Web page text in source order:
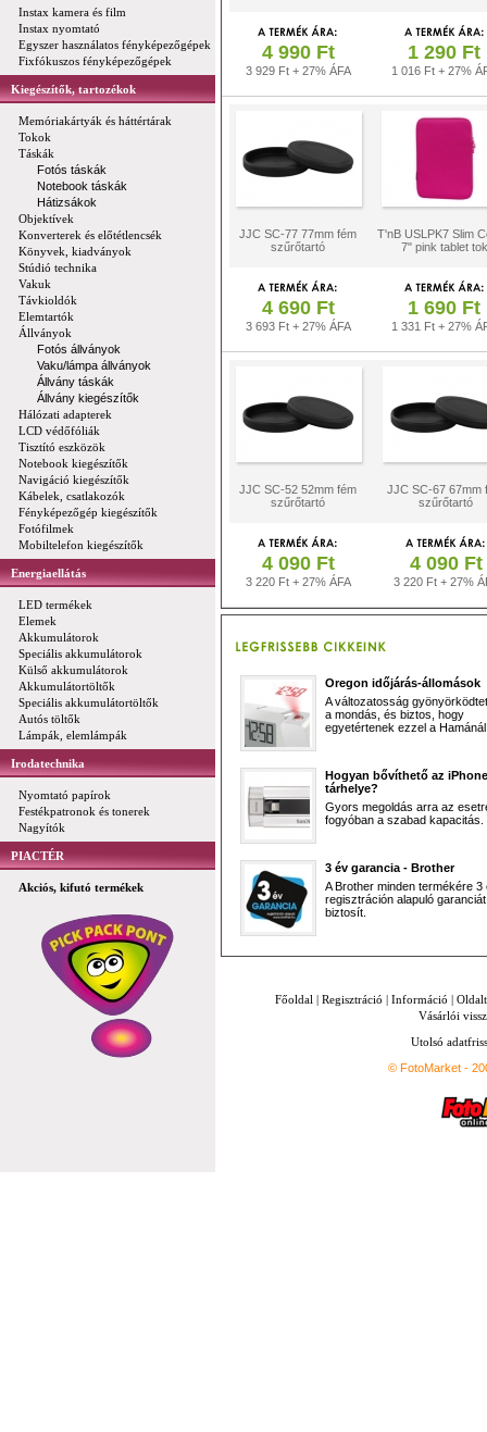
Instax kamera és film
Instax nyomtató
Egyszer használatos fényképezőgépek
Fixfókuszos fényképezőgépek
Kiegészítők, tartozékok
Memóriakártyák és háttértárak
Tokok
Táskák
Fotós táskák
Notebook táskák
Hátizsákok
Objektívek
Konverterek és előtétlencsék
Könyvek, kiadványok
Stúdió technika
Vakuk
Távkioldók
Elemtartók
Állványok
Fotós állványok
Vaku/lámpa állványok
Állvány táskák
Állvány kiegészítők
Hálózati adapterek
LCD védőfóliák
Tisztító eszközök
Notebook kiegészítők
Navigáció kiegészítők
Kábelek, csatlakozók
Fényképezőgép kiegészítők
Fotófilmek
Mobiltelefon kiegészítők
Energiaellátás
LED termékek
Elemek
Akkumulátorok
Speciális akkumulátorok
Külső akkumulátorok
Akkumulátortöltők
Speciális akkumulátortöltők
Autós töltők
Lámpák, elemlámpák
Irodatechnika
Nyomtató papírok
Festékpatronok és tonerek
Nagyítók
PIACTÉR
Akciós, kifutó termékek
4 990 Ft
3 929 Ft + 27% ÁFA
1 290 Ft
1 016 Ft + 27%
JJC SC-77 77mm fém
szűrőtartó
T'nB USLPK7 Slim
7" pink tablet tok
4 690 Ft
3 693 Ft + 27% ÁFA
1 690 Ft
1 331 Ft + 27%
JJC SC-52 52mm fém
szűrőtartó
JJC SC-67 67mm
szűrőtartó
4 090 Ft
3 220 Ft + 27% ÁFA
4 090 Ft
3 220 Ft + 27%
Oregon időjárás-állomások
A változatosság
a mondás, és biztos, hogy
egyetértenek ezzel a
Hogyan bővíthető az iPhone
tárhelye?
Gyors megoldás arra az
fogyóban a szabad kapacitás.
3 év garancia - Brother
A Brother minden termékére 3
regisztráción alapuló garanciát
biztosít.
Főoldal | Regisztráció | Információ |
Vásárlói
Utolsó
© FotoMarket -